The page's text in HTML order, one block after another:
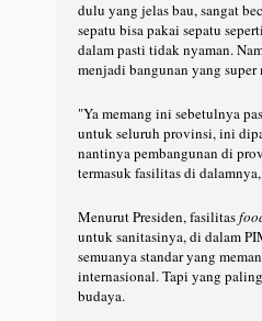
dulu yang jelas bau, sangat
sepatu bisa pakai sepatu
dalam pasti tidak nyaman.
menjadi bangunan yang super
"Ya memang ini sebetulnya
untuk seluruh provinsi, ini
nantinya pembangunan di
termasuk fasilitas di
Menurut Presiden, fasilitas
untuk sanitasinya, di dalam
semuanya standar yang
internasional. Tapi yang
budaya.